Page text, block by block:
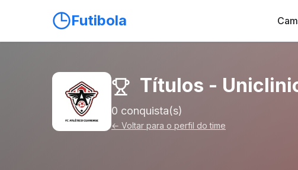
Futibola
Títulos -
0 conquista(s)
← Voltar para o perfil do time